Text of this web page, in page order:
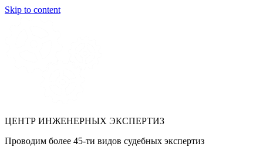
Skip to content
ЦЕНТР ИНЖЕНЕРНЫХ ЭКСПЕРТИЗ
Проводим более 45-ти видов судебных экспертиз